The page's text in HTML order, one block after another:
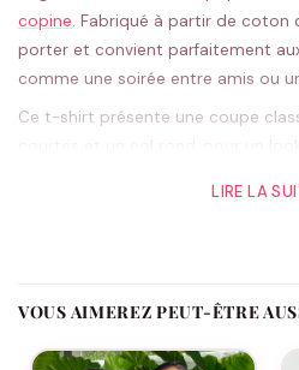
copine. Fabriqué à partir de coton
porter et convient parfaitement
comme une soirée entre amis ou
Ce t-shirt présente une coupe
noir ajoute une touche d’humour
porté avec un jean, un short ou
LIRE LA
VOUS AIMEREZ PEUT-ÊTRE